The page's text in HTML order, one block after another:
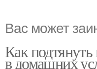
Вас может
Как
в домашних